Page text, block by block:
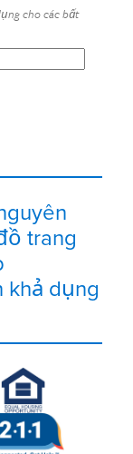
cho các bất
trang
khả dụng